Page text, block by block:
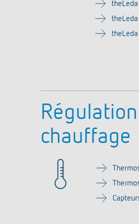
theLeda
theLeda
theLeda
chauffage